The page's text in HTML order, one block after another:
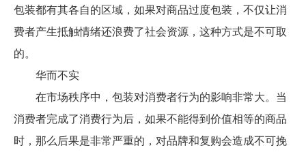
包装都有其各自的区域，如果对商品过度包装，不仅让消
费者产生抵触情绪还浪费了社会资源，这种方式是不可取
的。
华而不实
在市场秩序中，包装对消费者行为的影响非常大。当
消费者完成了消费行为后，如果不能得到价值相等的商品
时，那么后果是非常严重的，对品牌和复购会造成不可挽